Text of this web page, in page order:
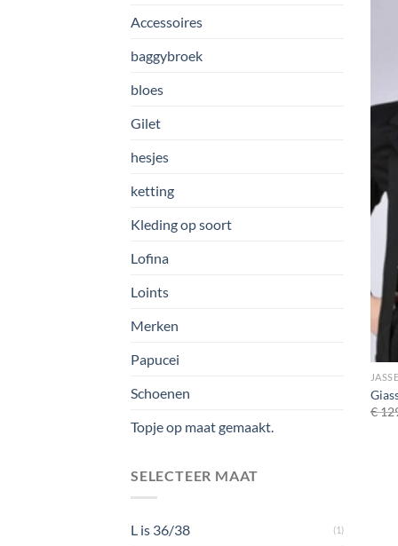
Accessoires
baggybroek
bloes
Gilet
hesjes
ketting
Kleding op soort
Lofina
Loints
Merken
Papucei
Schoenen
Topje op maat gemaakt.
SELECTEER MAAT
L is 36/38 (1)
€